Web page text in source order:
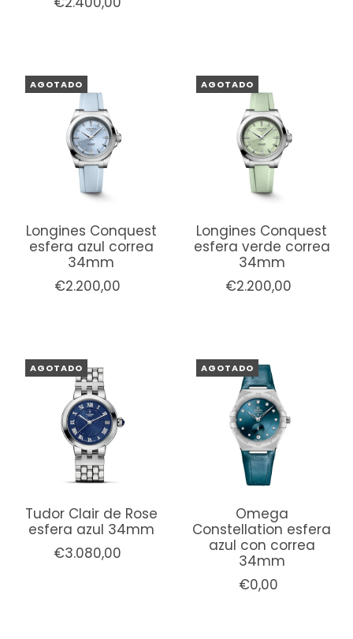
AGOTADO
Longines Conquest
esfera azul correa
34mm
€2.200,00
AGOTADO
Longines Conquest
esfera verde correa
34mm
€2.200,00
AGOTADO
Tudor Clair de Rose
esfera azul 34mm
€3.080,00
AGOTADO
Omega
Constellation esfera
azul con correa
34mm
€0,00